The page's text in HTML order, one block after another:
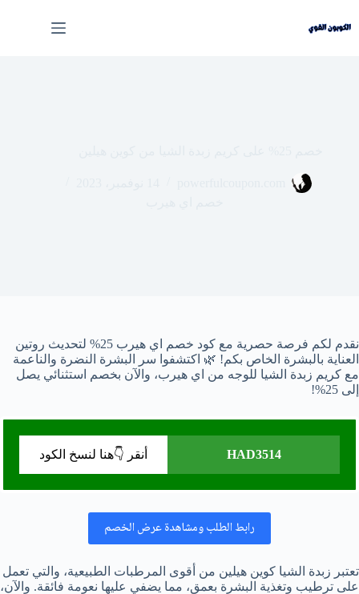
إلى
نقدم لكم فرصة حصرية مع كود خصم اي هيرب 25% لتحديث روتين
العناية بالبشرة الخاص بكم! 🌿 اكتشفوا سر البشرة النضرة والناعمة
مع كريم زبدة الشيا للوجه من اي هيرب، والآن بخصم استثنائي يصل
إلى 25%!
HAD3514 أنقر 👇هنا لنسخ الكود
رابط الطلب ومشاهدة عرض الخصم
تعتبر زبدة الشيا كوين هيلين من أقوى المرطبات الطبيعية، والتي تعمل
على ترطيب وتغذية البشرة بعمق، مما يضفي عليها نعومة فائقة. والآن،